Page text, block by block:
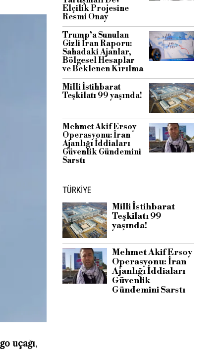
uçağı,
Elçilik Projesine
Resmi Onay
Trump’a Sunulan
Gizli İran Raporu:
Sahadaki Ajanlar,
Bölgesel Hesaplar
ve Beklenen Kırılma
Milli İstihbarat
Teşkilatı 99 yaşında!
Mehmet Akif Ersoy
Operasyonu: İran
Ajanlığı İddiaları
Güvenlik Gündemini
Sarstı
TÜRKIYE
Milli İstihbarat
Teşkilatı 99
yaşında!
Mehmet Akif Ersoy
Operasyonu: İran
Ajanlığı İddiaları
Güvenlik
Gündemini Sarstı